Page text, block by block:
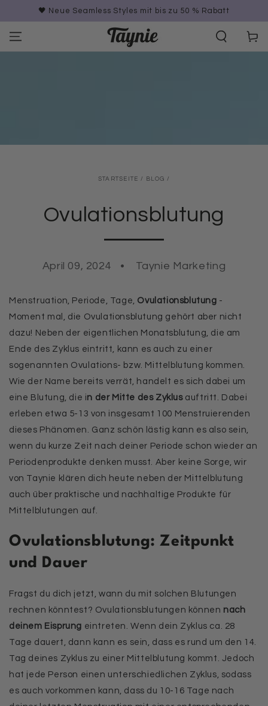
ZUM INHALT
SPRINGEN
🖤 Neue Seamless Styles mit bis zu 50 % Rabatt
STARTSEITE / BLOG /
Ovulationsblutung
April 09, 2024 Taynie Marketing
Menstruation, Periode, Tage, Ovulationsblutung -
Moment mal, die Ovulationsblutung gehört aber nicht
dazu! Neben der eigentlichen Monatsblutung, die am
Ende des Zyklus eintritt, kann es auch zu einer
sogenannten Ovulations- bzw. Mittelblutung kommen.
Wie der Name bereits verrät, handelt es sich dabei um
eine Blutung, die in der Mitte des Zyklusauftritt. Dabei
erleben etwa 5-13 von insgesamt 100 Menstruierenden
dieses Phänomen. Ganz schön lästig kann es also sein,
wenn du kurze Zeit nach deiner Periode schon wieder an
Periodenprodukte denken musst. Aber keine Sorge, wir
von Taynie klären dich heute neben der Mittelblutung
auch über praktische und nachhaltige Produkte für
Mittelblutungen auf.
Ovulationsblutung: Zeitpunkt
und Dauer
Fragst du dich jetzt, wann du mit solchen Blutungen
rechnen könntest? Ovulationsblutungen können nach
deinem Eisprung eintreten. Wenn dein Zyklus ca. 28
Tage dauert, dann kann es sein, dass es rund um den 14.
Tag deines Zyklus zu einer Mittelblutung kommt. Jedoch
hat jede Person einen unterschiedlichen Zyklus, sodass
es auch vorkommen kann, dass du 10-16 Tage nach